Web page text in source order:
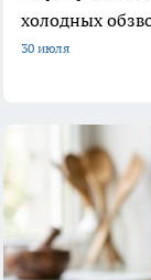
холодных
30 июля